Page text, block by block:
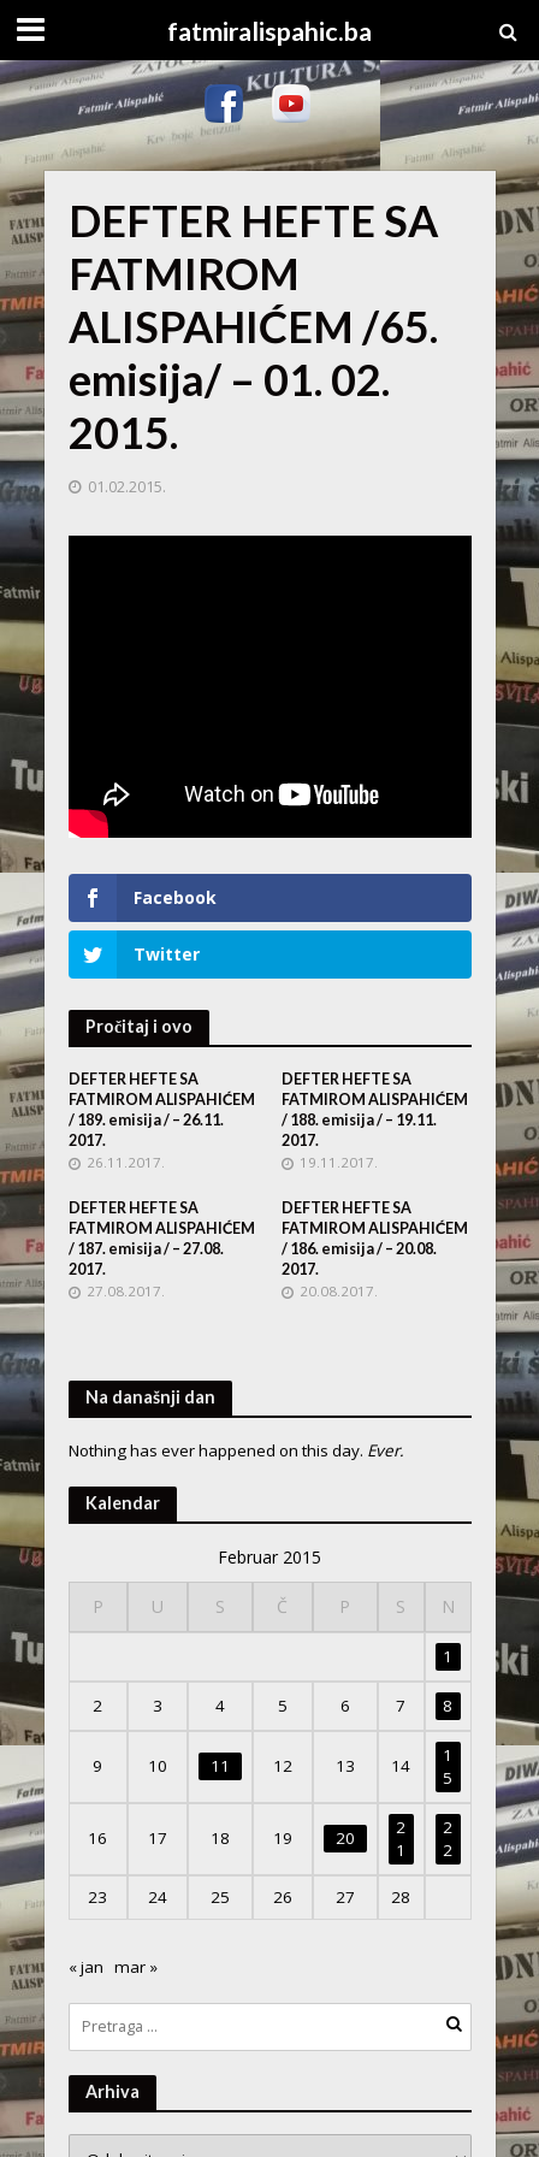
fatmiralispahic.ba
DEFTER HEFTE SA
FATMIROM
ALISPAHIĆEM /65.
emisija/ – 01. 02.
2015.
01.02.2015.
Facebook
Twitter
Pročitaj i ovo
DEFTER HEFTE SA
FATMIROM ALISPAHIĆEM
/ 189. emisija / – 26.11.
2017.
26.11.2017.
DEFTER HEFTE SA
FATMIROM ALISPAHIĆEM
/ 188. emisija / – 19.11.
2017.
19.11.2017.
DEFTER HEFTE SA
FATMIROM ALISPAHIĆEM
/ 187. emisija / – 27.08.
2017.
27.08.2017.
DEFTER HEFTE SA
FATMIROM ALISPAHIĆEM
/ 186. emisija / – 20.08.
2017.
20.08.2017.
Na današnji dan
Nothing has ever happened on this day. Ever.
Kalendar
Februar 2015
P U S Č P S N
1
2 3 4 5 6 7 8
9 10 11 12 13 14
1
5
16 17 18 19 20
2
1
2
2
23 24 25 26 27 28
« jan mar »
Arhiva